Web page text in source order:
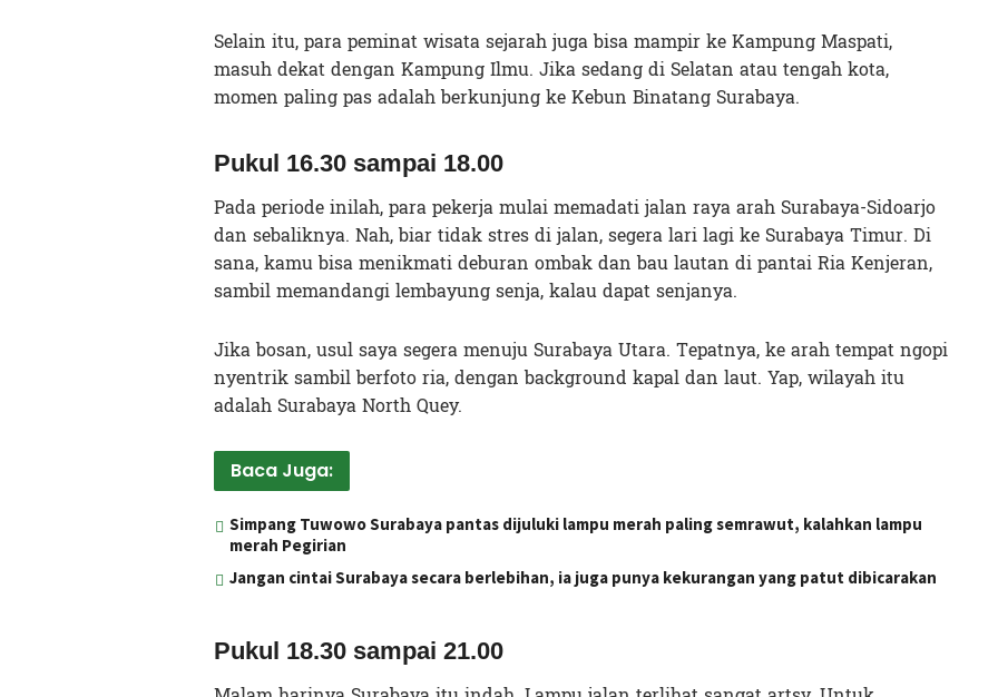
Selain itu, para peminat wisata sejarah juga bisa mampir ke Kampung Maspati,
masuh dekat dengan Kampung Ilmu. Jika sedang di Selatan atau tengah kota,
momen paling pas adalah berkunjung ke Kebun Binatang Surabaya.
Pukul 16.30 sampai 18.00
Pada periode inilah, para pekerja mulai memadati jalan raya arah Surabaya-Sidoarjo
dan sebaliknya. Nah, biar tidak stres di jalan, segera lari lagi ke Surabaya Timur. Di
sana, kamu bisa menikmati deburan ombak dan bau lautan di pantai Ria Kenjeran,
sambil memandangi lembayung senja, kalau dapat senjanya.
Jika bosan, usul saya segera menuju Surabaya Utara. Tepatnya, ke arah tempat ngopi
nyentrik sambil berfoto ria, dengan background kapal dan laut. Yap, wilayah itu
adalah Surabaya North Quey.
Baca Juga:
Simpang Tuwowo Surabaya pantas dijuluki lampu merah paling semrawut, kalahkan lampu
merah Pegirian
Jangan cintai Surabaya secara berlebihan, ia juga punya kekurangan yang patut dibicarakan
Pukul 18.30 sampai 21.00